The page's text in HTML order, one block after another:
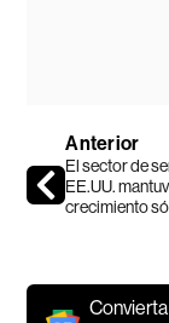
Anterior
El sector de
EE.UU.
crecimiento
Convierta